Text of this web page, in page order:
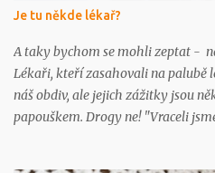
Je tu někde lékař?
A taky bychom se mohli zeptat -
Lékaři, kteří zasahovali na palubě
náš obdiv, ale jejich zážitky jsou
papouškem. Drogy ne! "Vraceli